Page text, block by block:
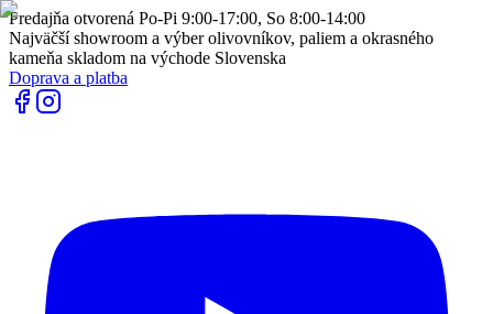
Predajňa otvorená Po-Pi 9:00-17:00, So 8:00-14:00
Najväčší showroom a výber olivovníkov, paliem a okrasného
kameňa skladom na východe Slovenska
Doprava a platba